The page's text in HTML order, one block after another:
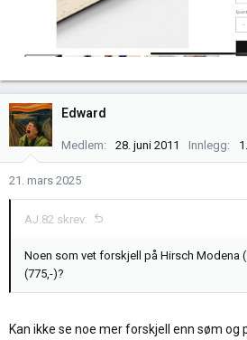
Edward
Medlem 28. juni 2011 Innlegg
21. mars 2025
AJ.82 skrev:
Noen som vet forskjell på Hirsch Modena
(775,-)?
Kan ikke se noe mer forskjell enn søm og